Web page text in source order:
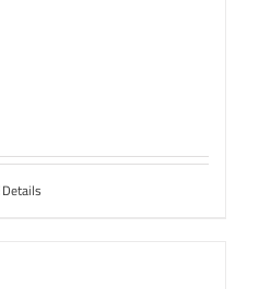
Details